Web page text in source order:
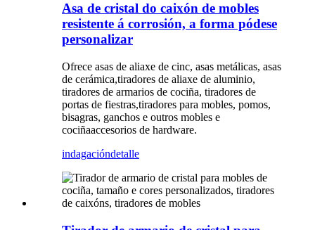
Asa de cristal do caixón de mobles
resistente á corrosión, a forma pódese
personalizar
Ofrece asas de aliaxe de cinc, asas metálicas, asas
de cerámica,tiradores de aliaxe de aluminio,
tiradores de armarios de cociña, tiradores de
portas de fiestras,tiradores para mobles, pomos,
bisagras, ganchos e outros mobles e
cociñaaccesorios de hardware.
indagacióndetalle